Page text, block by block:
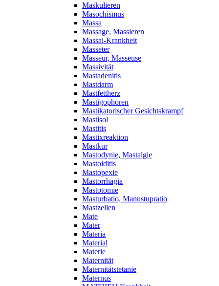
Maskulieren
Masochismus
Massa
Massage, Massieren
Massai-Krankheit
Masseter
Masseur, Masseuse
Massivität
Mastadenitis
Mastdarm
Mastfettherz
Mastigophoren
Mastikatorischer Gesichtskrampf
Mastisol
Mastitis
Mastixreaktion
Mastkur
Mastodynie, Mastalgie
Mastoiditis
Mastopexie
Mastorrhagia
Mastotomie
Masturbatio, Manustupratio
Mastzellen
Mate
Mater
Materia
Material
Materie
Maternität
Maternitätstetanie
Maternus